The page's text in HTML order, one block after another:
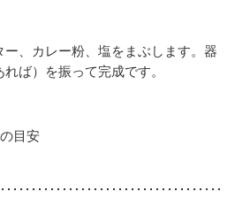
、カレー粉、塩をまぶします。器
ば）を振って完成です。
目安